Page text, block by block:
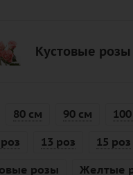
Кустовые розы
80 см 90 см
13 роз 15 роз
розы Желтые